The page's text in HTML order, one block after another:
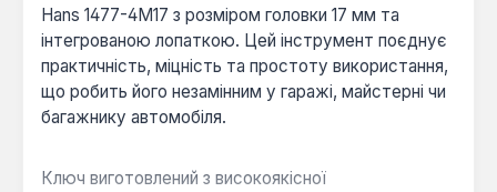
Hans 1477-4М17 з розміром головки 17 мм та
інтегрованою лопаткою. Цей інструмент поєднує
практичність, міцність та простоту використання,
що робить його незамінним у гаражі, майстерні чи
багажнику автомобіля.
Ключ виготовлений з високоякісної